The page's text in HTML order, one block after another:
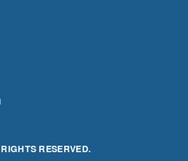
RESERVED.